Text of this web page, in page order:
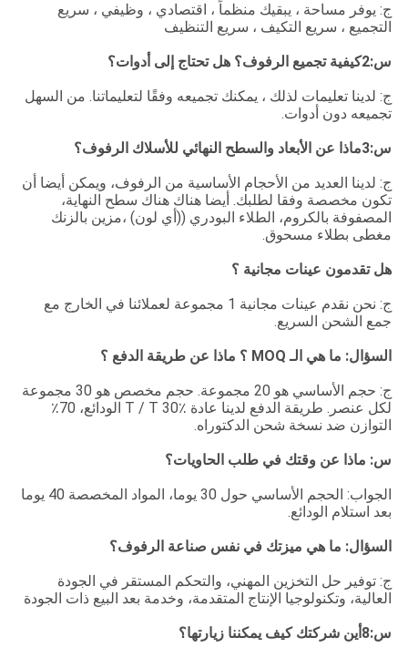
ج: يوفر مساحة ، يبقيك منظماً ، اقتصادي ، وظيفي ، سريع
التجميع ، سريع التكيف ، سريع التنظيف
س:2كيفية تجميع الرفوف؟ هل تحتاج إلى أدوات؟
ج: لدينا تعليمات لذلك ، يمكنك تجميعه وفقًا لتعليماتنا. من السهل
تجميعه دون أدوات.
س:3ماذا عن الأبعاد والسطح النهائي للأسلاك الرفوف؟
ج: لدينا العديد من الأحجام الأساسية من الرفوف، ويمكن أيضا أن
تكون مخصصة وفقا لطلبك. أيضا هناك هناك سطح النهاية،
المصفوفة بالكروم، الطلاء البودري ((أي لون) ،مزين بالزنك
مغطى بطلاء مسحوق.
هل تقدمون عينات مجانية ؟
ج: نحن نقدم عينات مجانية 1 مجموعة لعملائنا في الخارج مع
جمع الشحن السريع.
السؤال: ما هي الـ MOQ ؟ ماذا عن طريقة الدفع ؟
ج: حجم الأساسي هو 20 مجموعة. حجم مخصص هو 30 مجموعة
لكل عنصر. طريقة الدفع لدينا عادة T / T 30٪ الودائع، 70٪
التوازن ضد نسخة شحن الدكتوراه.
س: ماذا عن وقتك في طلب الحاويات؟
الجواب: الحجم الأساسي حول 30 يوما، المواد المخصصة 40 يوما
بعد استلام الودائع.
السؤال: ما هي ميزتك في نفس صناعة الرفوف؟
ج: توفير حل التخزين المهني، والتحكم المستقر في الجودة
العالية، وتكنولوجيا الإنتاج المتقدمة، وخدمة بعد البيع ذات الجودة
س:8أين شركتك كيف يمكننا زيارتها؟